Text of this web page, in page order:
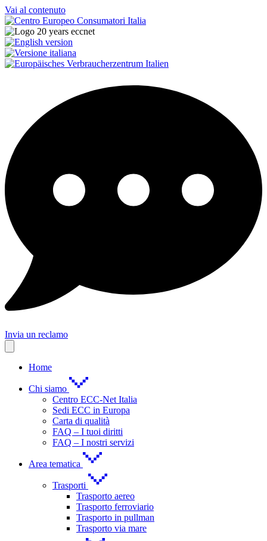
Vai al contenuto
Invia un reclamo
Home
Chi siamo
Centro ECC-Net Italia
Sedi ECC in Europa
Carta di qualità
FAQ – I tuoi diritti
FAQ – I nostri servizi
Area tematica
Trasporti
Trasporto aereo
Trasporto ferroviario
Trasporto in pullman
Trasporto via mare